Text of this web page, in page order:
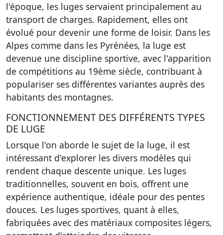
l'époque, les luges servaient principalement au
transport de charges. Rapidement, elles ont
évolué pour devenir une forme de loisir. Dans les
Alpes comme dans les Pyrénées, la luge est
devenue une discipline sportive, avec l'apparition
de compétitions au 19ème siècle, contribuant à
populariser ses différentes variantes auprès des
habitants des montagnes.
FONCTIONNEMENT DES DIFFÉRENTS TYPES
DE LUGE
Lorsque l'on aborde le sujet de la luge, il est
intéressant d'explorer les divers modèles qui
rendent chaque descente unique. Les luges
traditionnelles, souvent en bois, offrent une
expérience authentique, idéale pour des pentes
douces. Les luges sportives, quant à elles,
fabriquées avec des matériaux composites légers,